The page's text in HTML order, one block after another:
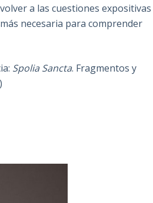
a las cuestiones expositivas
necesaria para comprender
Spolia Sancta. Fragmentos y